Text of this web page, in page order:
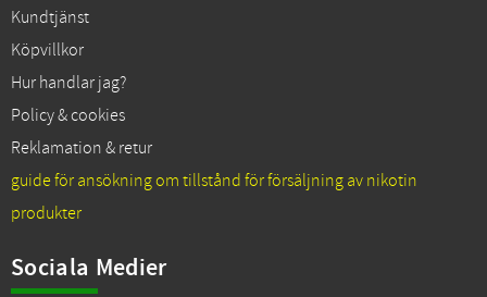
Kundtjänst
Köpvillkor
Hur handlar jag?
Policy & cookies
Reklamation & retur
guide för ansökning om tillstånd för försäljning av nikotin
produkter
Sociala Medier